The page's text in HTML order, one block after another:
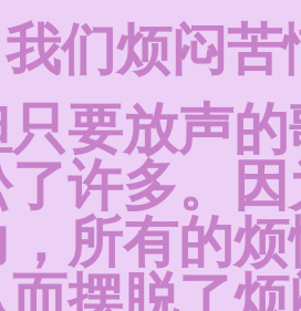
们烦闷
要放声
许多。
所有的
而摆脱了